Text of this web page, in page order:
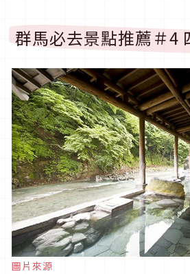
群馬必去景點推薦＃4
圖片來源